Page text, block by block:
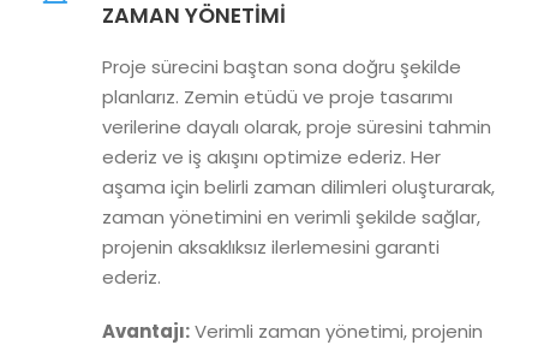
ZAMAN YÖNETIMI
Proje sürecini baştan sona doğru şekilde
planlarız. Zemin etüdü ve proje tasarımı
verilerine dayalı olarak, proje süresini tahmin
ederiz ve iş akışını optimize ederiz. Her
aşama için belirli zaman dilimleri oluşturarak,
zaman yönetimini en verimli şekilde sağlar,
projenin aksaklıksız ilerlemesini garanti
ederiz.
Avantajı:Verimli zaman yönetimi, projenin